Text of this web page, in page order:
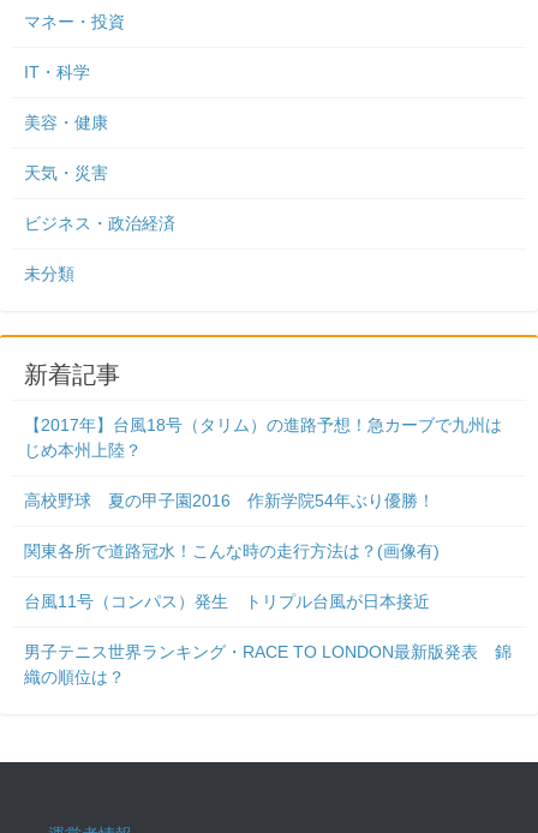
マネー・投資
IT・科学
美容・健康
天気・災害
ビジネス・政治経済
未分類
新着記事
【2017年】台風18号（タリム）の進路予想！急カーブで九州は
じめ本州上陸？
高校野球 夏の甲子園2016 作新学院54年ぶり優勝！
関東各所で道路冠水！こんな時の走行方法は？(画像有)
台風11号（コンパス）発生 トリプル台風が日本接近
男子テニス世界ランキング・RACE TO LONDON最新版発表 錦
織の順位は？